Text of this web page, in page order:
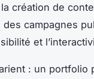
création de
campagnes
et
: un